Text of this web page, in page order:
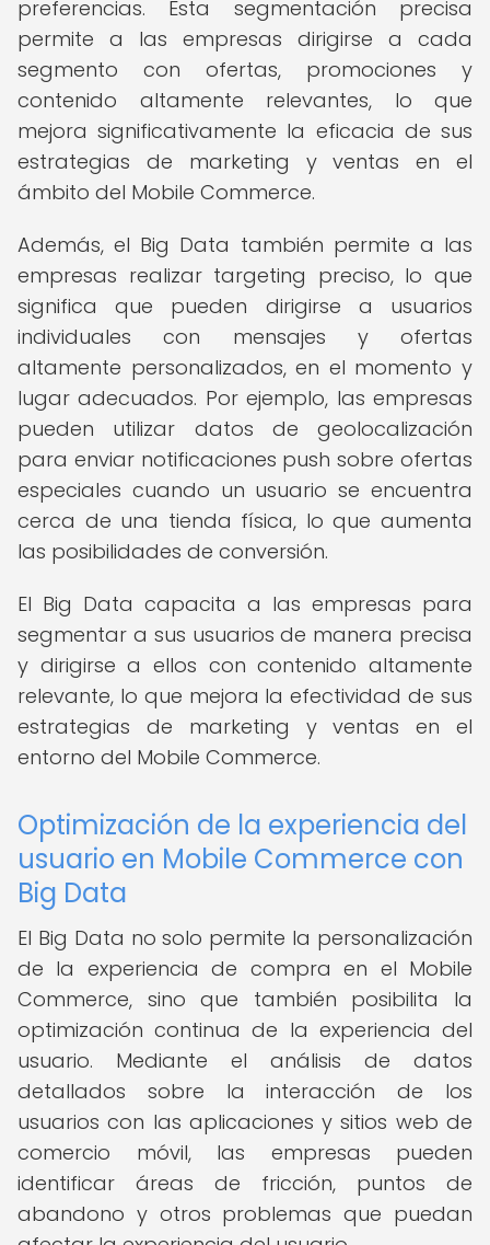
preferencias. Esta segmentación precisa
permite a las empresas dirigirse a cada
segmento con ofertas, promociones y
contenido altamente relevantes, lo que
mejora significativamente la eficacia de sus
estrategias de marketing y ventas en el
ámbito del Mobile Commerce.
Además, el Big Data también permite a las
empresas realizar targeting preciso, lo que
significa que pueden dirigirse a usuarios
individuales con mensajes y ofertas
altamente personalizados, en el momento y
lugar adecuados. Por ejemplo, las empresas
pueden utilizar datos de geolocalización
para enviar notificaciones push sobre ofertas
especiales cuando un usuario se encuentra
cerca de una tienda física, lo que aumenta
las posibilidades de conversión.
El Big Data capacita a las empresas para
segmentar a sus usuarios de manera precisa
y dirigirse a ellos con contenido altamente
relevante, lo que mejora la efectividad de sus
estrategias de marketing y ventas en el
entorno del Mobile Commerce.
Optimización de la experiencia del
usuario en Mobile Commerce con
Big Data
El Big Data no solo permite la personalización
de la experiencia de compra en el Mobile
Commerce, sino que también posibilita la
optimización continua de la experiencia del
usuario. Mediante el análisis de datos
detallados sobre la interacción de los
usuarios con las aplicaciones y sitios web de
comercio móvil, las empresas pueden
identificar áreas de fricción, puntos de
abandono y otros problemas que puedan